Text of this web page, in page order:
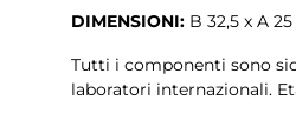
DIMENSIONI: B 32,5 x A
Tutti i componenti sono
laboratori internazionali.